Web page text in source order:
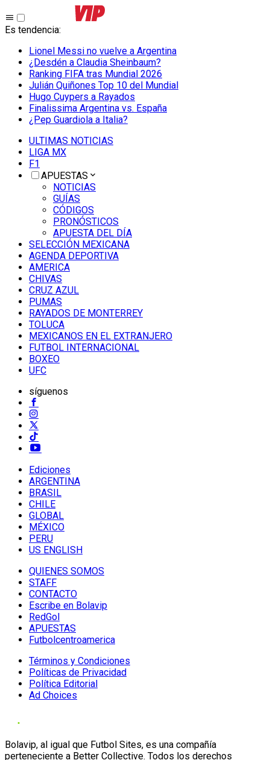
Es tendencia:
Lionel Messi no vuelve a Argentina
¿Desdén a Claudia Sheinbaum?
Ranking FIFA tras Mundial 2026
Julián Quiñones Top 10 del Mundial
Hugo Cuypers a Rayados
Finalissima Argentina vs. España
¿Pep Guardiola a Italia?
ULTIMAS NOTICIAS
LIGA MX
F1
APUESTAS
NOTICIAS
GUÍAS
CÓDIGOS
PRONÓSTICOS
APUESTA DEL DÍA
SELECCIÓN MEXICANA
AGENDA DEPORTIVA
AMERICA
CHIVAS
CRUZ AZUL
PUMAS
RAYADOS DE MONTERREY
TOLUCA
MEXICANOS EN EL EXTRANJERO
FUTBOL INTERNACIONAL
BOXEO
UFC
síguenos
Ediciones
ARGENTINA
BRASIL
CHILE
GLOBAL
MÉXICO
PERU
US ENGLISH
QUIENES SOMOS
STAFF
CONTACTO
Escribe en Bolavip
RedGol
APUESTAS
Futbolcentroamerica
Términos y Condiciones
Políticas de Privacidad
Política Editorial
Ad Choices
Bolavip, al igual que Futbol Sites, es una compañía
perteneciente a Better Collective. Todos los derechos